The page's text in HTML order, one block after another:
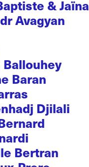
& Jaïna
Avagyan
Baran
Djilali
Bertran